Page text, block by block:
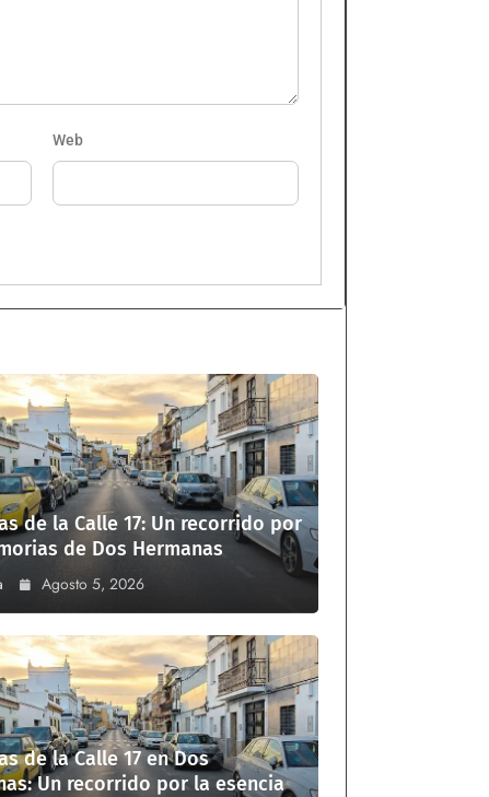
Web
de la Calle 17: Un recorrido por
de Dos Hermanas
Agosto 5, 2026
de la Calle 17 en Dos
Un recorrido por la esencia